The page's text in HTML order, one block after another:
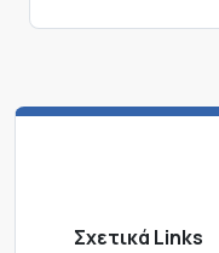
Σχετικά Links